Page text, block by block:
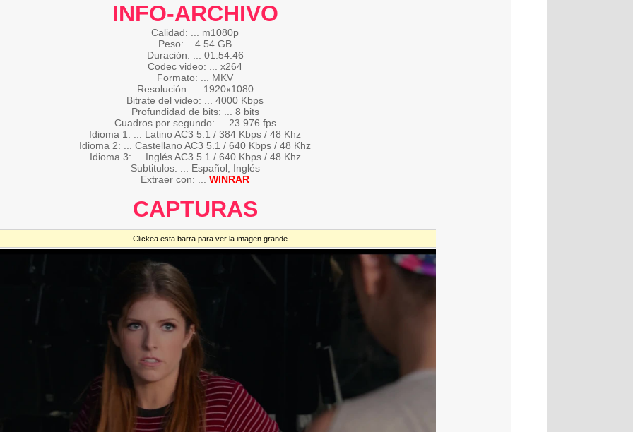
INFO-ARCHIVO
Calidad: ... m1080p
Peso: ...4.54 GB
Duración: ... 01:54:46
Codec video: ... x264
Formato: ... MKV
Resolución: ... 1920x1080
Bitrate del video: ... 4000 Kbps
Profundidad de bits: ... 8 bits
Cuadros por segundo: ... 23.976 fps
Idioma 1: ... Latino AC3 5.1 / 384 Kbps / 48 Khz
Idioma 2: ... Castellano AC3 5.1 / 640 Kbps / 48 Khz
Idioma 3: ... Inglés AC3 5.1 / 640 Kbps / 48 Khz
Subtitulos: ... Español, Inglés
Extraer con: ... WINRAR
CAPTURAS
Clickea esta barra para ver la imagen grande.